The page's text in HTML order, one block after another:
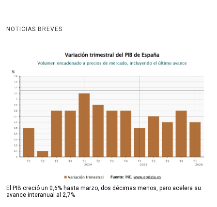
NOTICIAS BREVES
El PIB creció un 0,6% hasta marzo, dos décimas menos, pero acelera su
avance interanual al 2,7%